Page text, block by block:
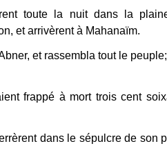
toute la nuit dans la
et arrivèrent à Mahanaïm.
et rassembla tout le
frappé à mort trois cent
dans le sépulcre de son